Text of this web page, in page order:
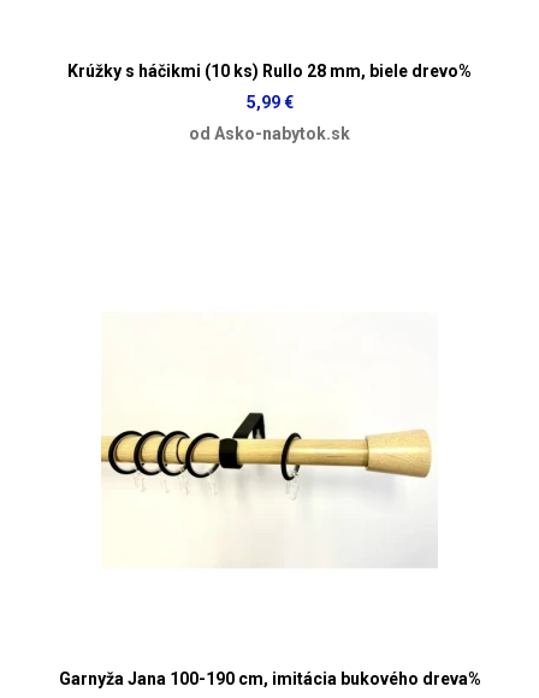
Krúžky s háčikmi (10 ks) Rullo 28 mm, biele drevo%
5,99 €
od Asko-nabytok.sk
Garnyža Jana 100-190 cm, imitácia bukového dreva%